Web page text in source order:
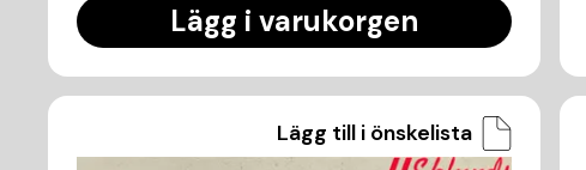
Lägg i varukorgen
Lägg till i önskelista